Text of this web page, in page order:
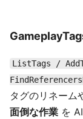
ListTags /
タグのリネーム
面倒な作業 を